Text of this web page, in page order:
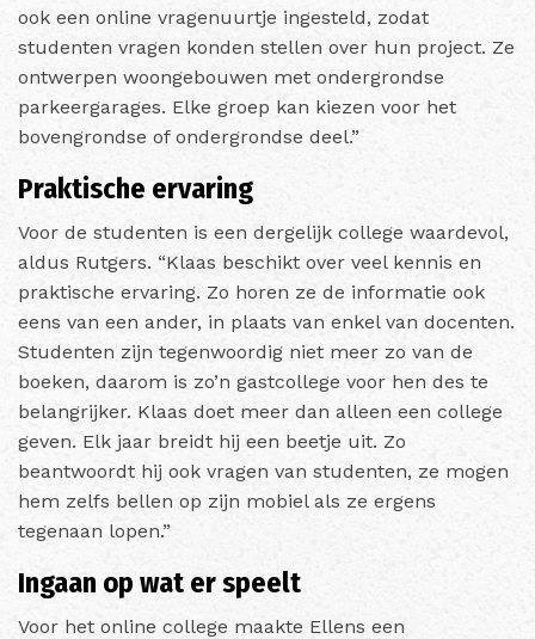
ook een online vragenuurtje ingesteld, zodat
studenten vragen konden stellen over hun project. Ze
ontwerpen woongebouwen met ondergrondse
parkeergarages. Elke groep kan kiezen voor het
bovengrondse of ondergrondse deel.”
Praktische ervaring
Voor de studenten is een dergelijk college waardevol,
aldus Rutgers. “Klaas beschikt over veel kennis en
praktische ervaring. Zo horen ze de informatie ook
eens van een ander, in plaats van enkel van docenten.
Studenten zijn tegenwoordig niet meer zo van de
boeken, daarom is zo’n gastcollege voor hen des te
belangrijker. Klaas doet meer dan alleen een college
geven. Elk jaar breidt hij een beetje uit. Zo
beantwoordt hij ook vragen van studenten, ze mogen
hem zelfs bellen op zijn mobiel als ze ergens
tegenaan lopen.”
Ingaan op wat er speelt
Voor het online college maakte Ellens een